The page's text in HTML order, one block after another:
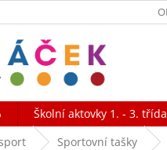
Školní aktovky 1. - 3. třída
Sportovní tašky